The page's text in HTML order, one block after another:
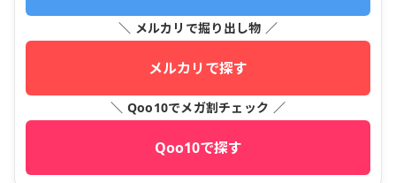
＼ メルカリで掘り出し物 ／
メルカリで探す
＼ Qoo10でメガ割チェック ／
Qoo10で探す